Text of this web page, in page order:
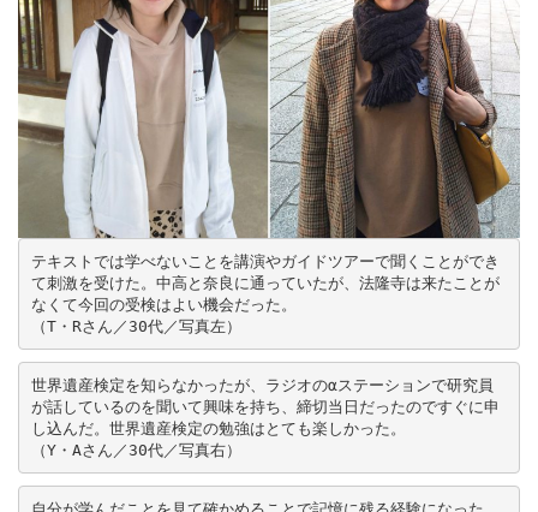
テキストでは学べないことを講演やガイドツアーで聞くことができ
て刺激を受けた。中高と奈良に通っていたが、法隆寺は来たことが
なくて今回の受検はよい機会だった。
（T・Rさん／30代／写真左）
世界遺産検定を知らなかったが、ラジオのαステーションで研究員
が話しているのを聞いて興味を持ち、締切当日だったのですぐに申
し込んだ。世界遺産検定の勉強はとても楽しかった。
（Y・Aさん／30代／写真右）